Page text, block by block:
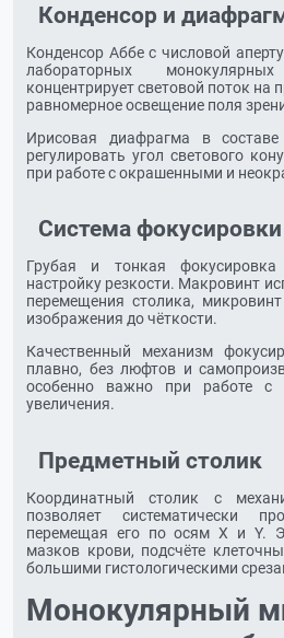
Конденсор и
Конденсор Аббе с числовой
лабораторных
концентрирует световой поток на
равномерное освещение поля
Ирисовая диафрагма в составе
регулировать угол светового
при работе с окрашенными и
Система фокусировки
Грубая и тонкая
настройку резкости. Макровинт
перемещения столика,
изображения до чёткости.
Качественный механизм
плавно, без люфтов и
особенно важно при работе с
увеличения.
Предметный столик
Координатный столик с
позволяет систематически
перемещая его по осям X и Y.
мазков крови, подсчёте
большими гистологическими
Монокулярный